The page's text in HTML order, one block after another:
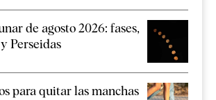
de agosto 2026: fases,
Perseidas
para quitar las manchas